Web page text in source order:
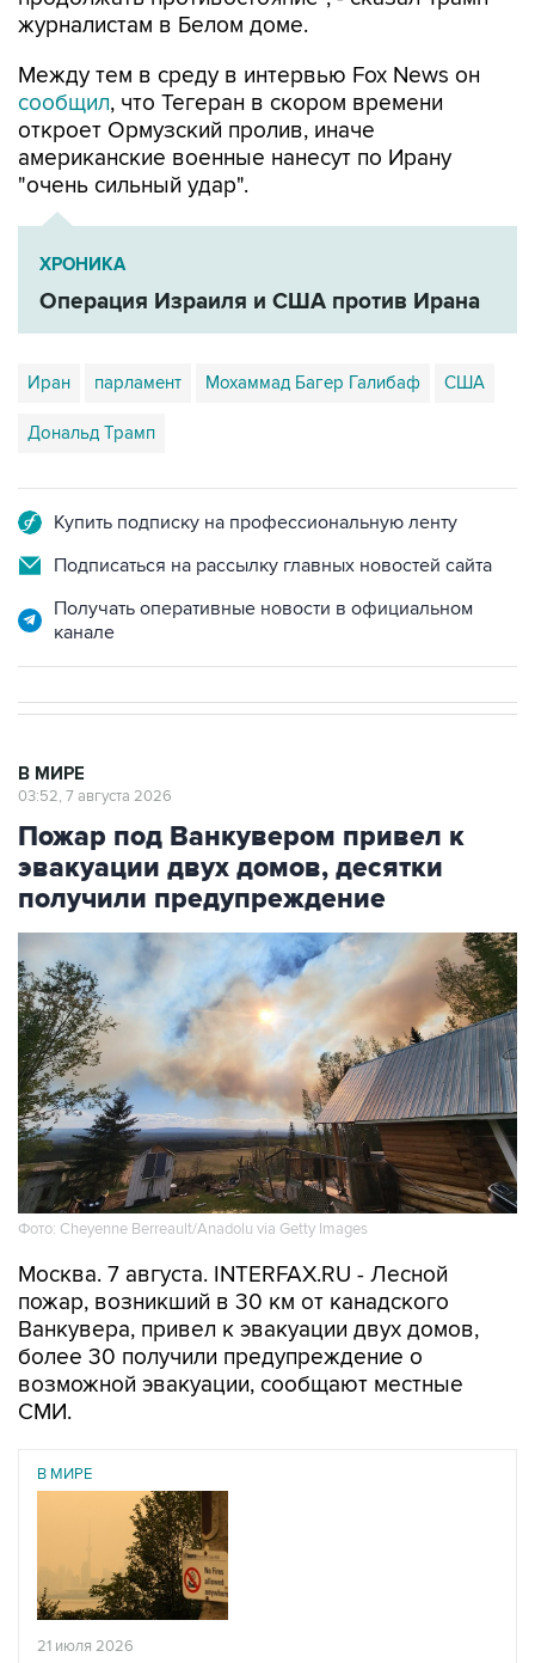
журналистам в Белом доме.
Между тем в среду в интервью Fox News он
сообщил, что Тегеран в скором времени
откроет Ормузский пролив, иначе
американские военные нанесут по Ирану
"очень сильный удар".
ХРОНИКА
Операция Израиля и США против Ирана
Иран парламент Мохаммад Багер Галибаф США
Дональд Трамп
Купить подписку на профессиональную ленту
Подписаться на рассылку главных новостей сайта
Получать оперативные новости в официальном
канале
В МИРЕ
03:52, 7 августа 2026
Пожар под Ванкувером привел к
эвакуации двух домов, десятки
получили предупреждение
Фото: Cheyenne Berreault/Anadolu via Getty Images
Москва. 7 августа. INTERFAX.RU - Лесной
пожар, возникший в 30 км от канадского
Ванкувера, привел к эвакуации двух домов,
более 30 получили предупреждение о
возможной эвакуации, сообщают местные
СМИ.
В МИРЕ
21 июля 2026